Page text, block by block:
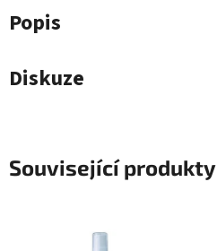
Popis
Diskuze
Související produkty